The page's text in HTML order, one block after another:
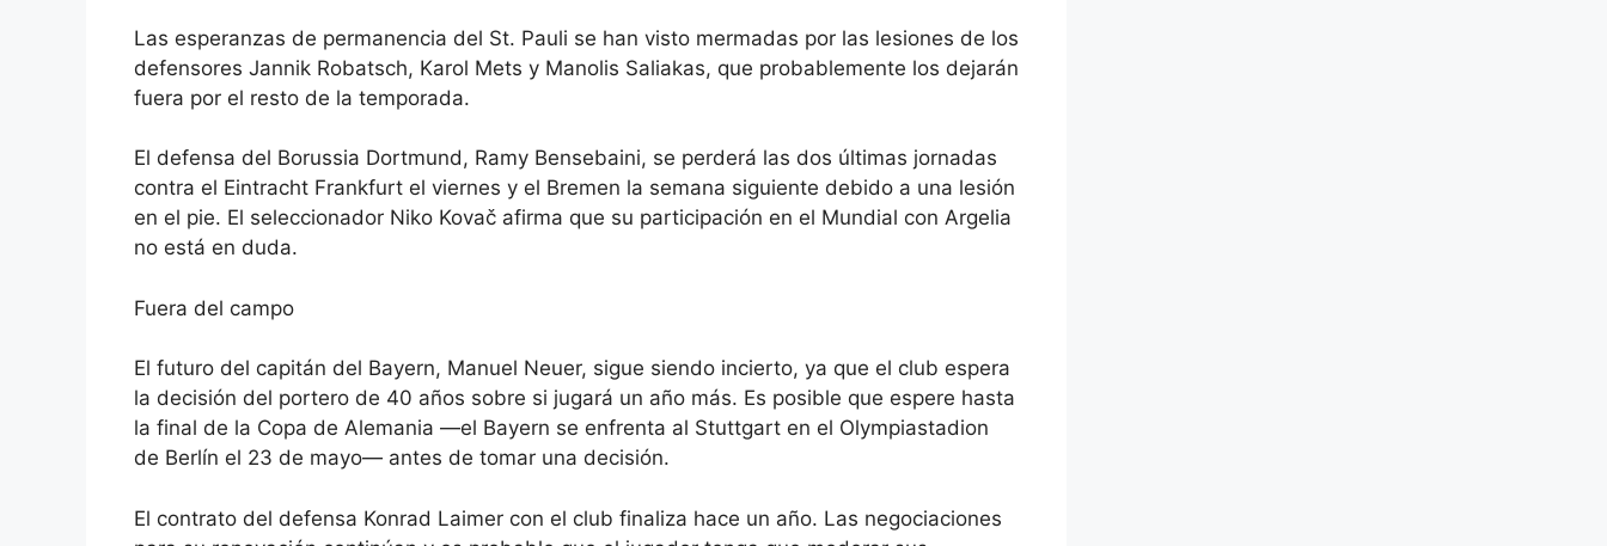
Las esperanzas de permanencia del St. Pauli se han visto mermadas por las lesiones de los
defensores Jannik Robatsch, Karol Mets y Manolis Saliakas, que probablemente los dejarán
fuera por el resto de la temporada.
El defensa del Borussia Dortmund, Ramy Bensebaini, se perderá las dos últimas jornadas
contra el Eintracht Frankfurt el viernes y el Bremen la semana siguiente debido a una lesión
en el pie. El seleccionador Niko Kovač afirma que su participación en el Mundial con Argelia
no está en duda.
Fuera del campo
El futuro del capitán del Bayern, Manuel Neuer, sigue siendo incierto, ya que el club espera
la decisión del portero de 40 años sobre si jugará un año más. Es posible que espere hasta
la final de la Copa de Alemania —el Bayern se enfrenta al Stuttgart en el Olympiastadion
de Berlín el 23 de mayo— antes de tomar una decisión.
El contrato del defensa Konrad Laimer con el club finaliza hace un año. Las negociaciones